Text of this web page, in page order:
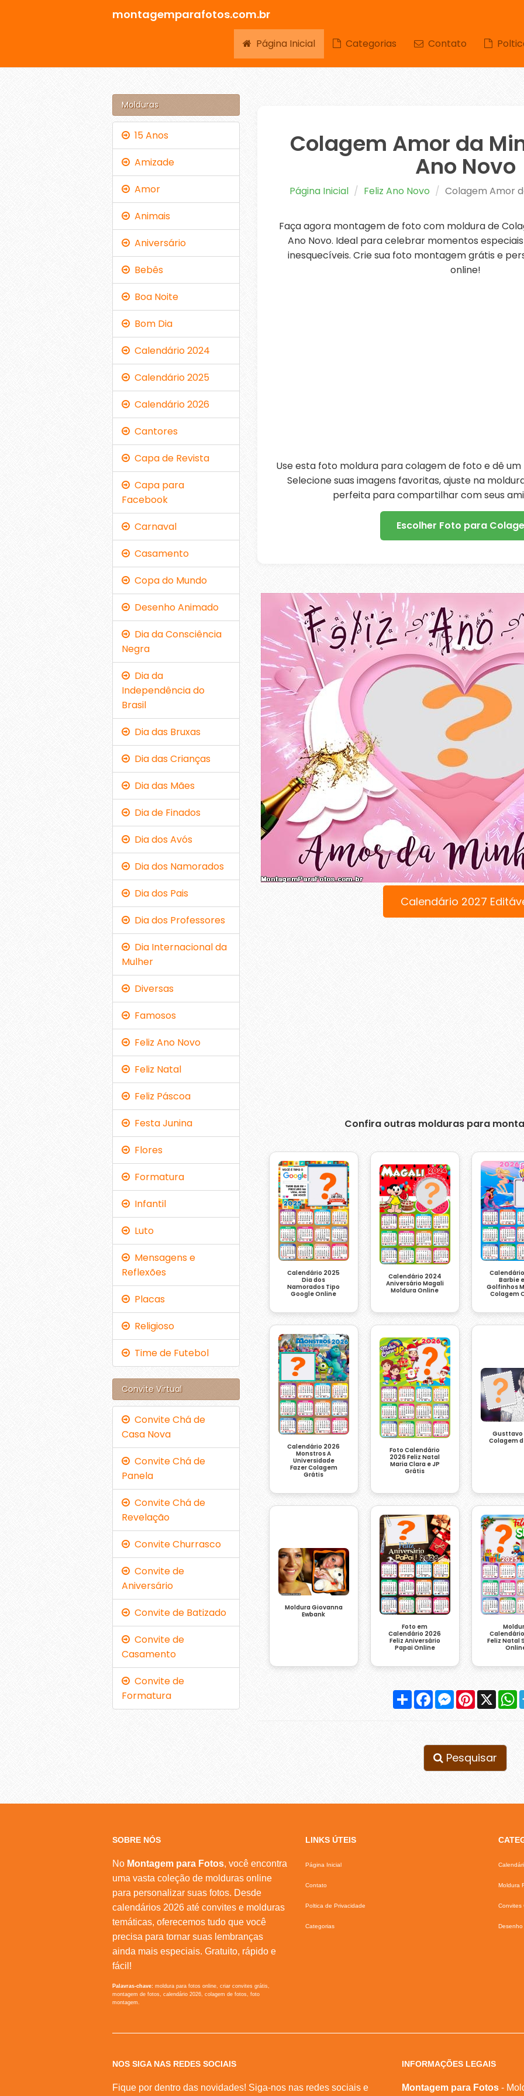
montagemparafotos.com.br
Página Inicial Categorias Contato
Colagem Amor da
Ano Novo
Página Inicial Feliz Ano Novo Colagem Amor
Faça agora montagem de foto com moldura de
Ano Novo. Ideal para celebrar momentos
inesquecíveis. Crie sua foto montagem grátis e
online!
Use esta foto moldura para colagem de foto e dê um
Selecione suas imagens favoritas, ajuste na
perfeita para compartilhar com seus
Escolher Foto para
Calendário 2027
Confira outras molduras para
Calendário 2025
Dia dos
Namorados Tipo
Google Online
Calendário 2024
Aniversário Magali
Moldura Online
Barbie
Golfinhos
Colagem
Calendário 2026
Monstros A
Universidade
Fazer Colagem
Grátis
Foto Calendário
2026 Feliz Natal
Maria Clara e JP
Grátis
Gusttavo
Colagem
Moldura Giovanna
Ewbank
Foto em
Calendário 2026
Feliz Aniversário
Papai Online
Feliz Natal
Compartilhar
FacebookMessenger
Pinterest
X
Pesquisar
Molduras
15 Anos
Amizade
Amor
Animais
Aniversário
Bebês
Boa Noite
Bom Dia
Calendário 2024
Calendário 2025
Calendário 2026
Cantores
Capa de Revista
Capa para
Facebook
Carnaval
Casamento
Copa do Mundo
Desenho Animado
Dia da Consciência
Negra
Dia da
Independência do
Brasil
Dia das Bruxas
Dia das Crianças
Dia das Mães
Dia de Finados
Dia dos Avós
Dia dos Namorados
Dia dos Pais
Dia dos Professores
Dia Internacional da
Mulher
Diversas
Famosos
Feliz Ano Novo
Feliz Natal
Feliz Páscoa
Festa Junina
Flores
Formatura
Infantil
Luto
Mensagens e
Reflexões
Placas
Religioso
Time de Futebol
Convite Virtual
Convite Chá de
Casa Nova
Convite Chá de
Panela
Convite Chá de
Revelação
Convite Churrasco
Convite de
Aniversário
Convite de Batizado
Convite de
Casamento
Convite de
Formatura
SOBRE NÓS
No Montagem para Fotos, você encontra
uma vasta coleção de molduras online
para personalizar suas fotos. Desde
calendários 2026 até convites e molduras
temáticas, oferecemos tudo que você
precisa para tornar suas lembranças
ainda mais especiais. Gratuito, rápido e
fácil!
Palavras-chave: moldura para fotos online, criar convites grátis,
montagem de fotos, calendário 2026, colagem de fotos, foto
montagem.
LINKS ÚTEIS
Página Inicial
Contato
Poltica de Privacidade
Categorias
Moldura
Convites
Desenho
NOS SIGA NAS REDES SOCIAIS
Fique por dentro das novidades! Siga-nos nas redes sociais e
INFORMAÇÕES LEGAIS
Montagem para Fotos -